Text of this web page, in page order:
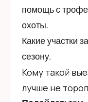
помощь с
охоты.
Какие участки
сезону.
Кому такой
лучше не